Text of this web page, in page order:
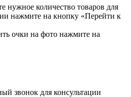
нужное количество товаров для
нажмите на кнопку «Перейти к
очки на фото нажмите на
звонок для консультации